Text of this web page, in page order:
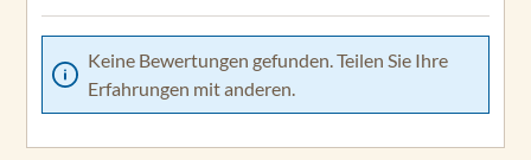
Keine Bewertungen gefunden. Teilen Sie Ihre
Erfahrungen mit anderen.